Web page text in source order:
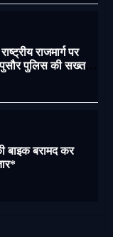
राजमार्ग पर
पुलिस की सख्त
बाइक बरामद कर